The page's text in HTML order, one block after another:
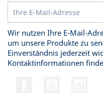
Wir nutzen Ihre E-Mail-
um unsere Produkte zu
Einverständnis jederzeit
Kontaktinformationen